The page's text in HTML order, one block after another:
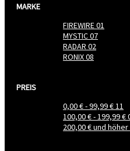
MARKE
FIREWIRE01
MYSTIC07
RADAR 02
RONIX08
PREIS
0,00 €-99,99 €11
100,00 €-199,99 €
200,00 €und höher